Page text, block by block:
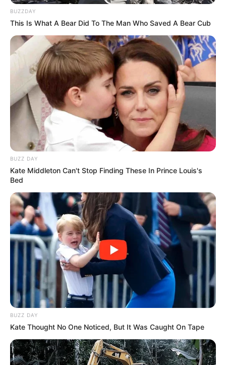
Serem! 9 Chat Ojek Online &
Pelanggan Ini Bikin Auto
BUZZDAY
This Is What A Bear Did To The Man Who Saved A Bear Cub
BUZZ DAY
Kate Middleton Can't Stop Finding These In Prince Louis's
Bed
BUZZ DAY
Kate Thought No One Noticed, But It Was Caught On Tape